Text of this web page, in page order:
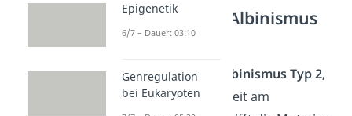
Okulokutaner Albinismus
Typ 2 (OCA2)
DerOkulokutane Albinismus Typ 2,
kurz OCA2, ist weltweit am
Epigenetik
6/7 – Dauer: 03:10
Genregulation
bei Eukaryoten